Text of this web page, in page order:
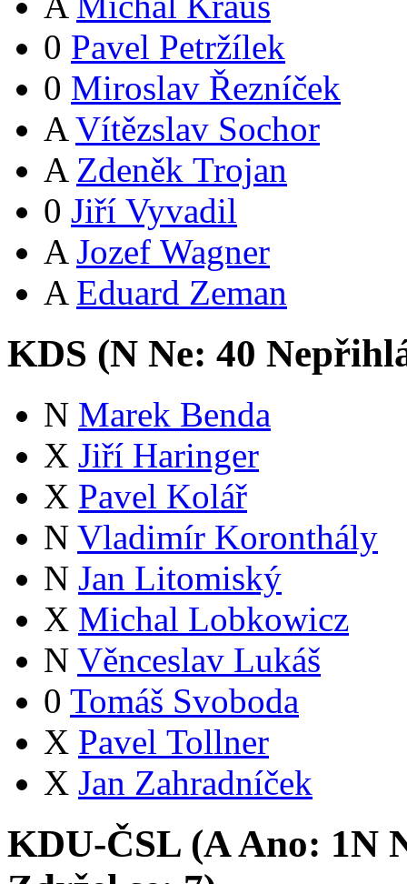
0 Pavel Petržílek
0 Miroslav Řezníček
A Vítězslav Sochor
A Zdeněk Trojan
0 Jiří Vyvadil
A Jozef Wagner
A Eduard Zeman
KDS (N Ne: 40
N Marek Benda
X Jiří Haringer
X Pavel Kolář
N Vladimír Koronthály
N Jan Litomiský
X Michal Lobkowicz
N Věnceslav Lukáš
0 Tomáš Svoboda
X Pavel Tollner
X Jan Zahradníček
KDU-ČSL (AAno: 1N